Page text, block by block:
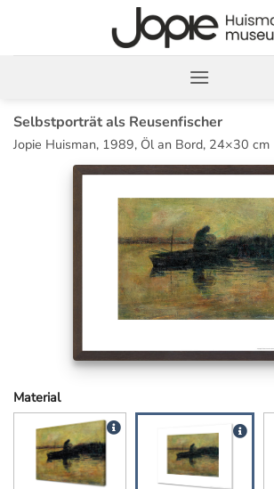
springen
Selbstporträt als Reusenfischer
Jopie Huisman, 1989, Öl an Bord, 24×30 cm
Material